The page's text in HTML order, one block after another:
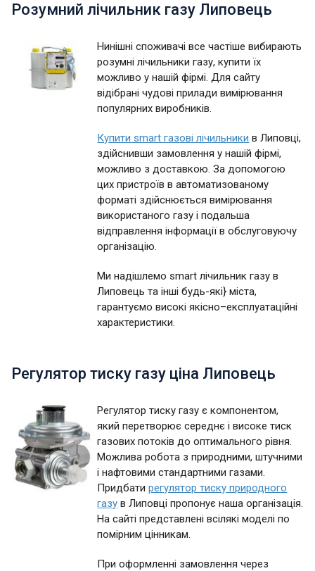
Розумний лічильник газу Липовець
Нинішні споживачі все частіше вибирають
розумні лічильники газу, купити їх
можливо у нашій фірмі. Для сайту
відібрані чудові прилади вимірювання
популярних виробників.
Купити smart газові лічильники в Липовці,
здійснивши замовлення у нашій фірмі,
можливо з доставкою. За допомогою
цих пристроїв в автоматизованому
форматі здійснюється вимірювання
використаного газу і подальша
відправлення інформації в обслуговуючу
організацію.
Ми надішлемо smart лічильник газу в
Липовець та інші будь-які} міста,
гарантуємо високі якісно–експлуатаційні
характеристики.
Регулятор тиску газу ціна Липовець
Регулятор тиску газу є компонентом,
який перетворює середнє і високе тиск
газових потоків до оптимального рівня.
Можлива робота з природними, штучними
і нафтовими стандартними газами.
Придбатирегулятор тиску природного
газу в Липовці пропонує наша організація.
На сайті представлені всілякі моделі по
помірним цінникам.
При оформленні замовлення через